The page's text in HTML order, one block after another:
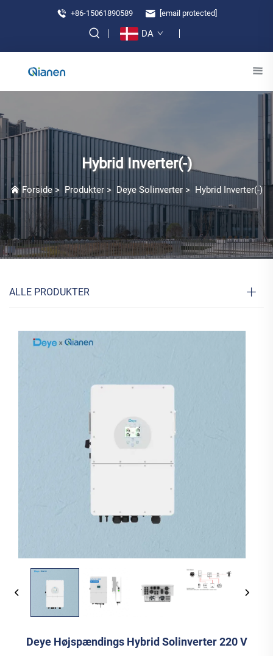
+86-15061890589 [email protected]
DA
Hybrid Inverter(-)
Forside > Produkter > Deye Solinverter > Hybrid Inverter(-)
ALLE PRODUKTER
Deye Højspændings Hybrid Solinverter 220 V